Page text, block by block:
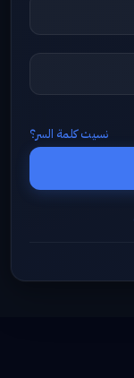
نسيت كلمة السر؟